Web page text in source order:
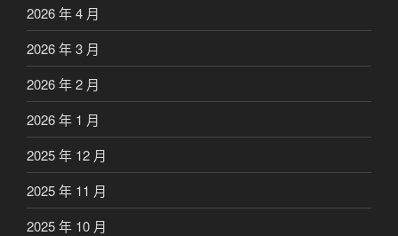
2026 年 4 月
2026 年 3 月
2026 年 2 月
2026 年 1 月
2025 年 12 月
2025 年 11 月
2025 年 10 月